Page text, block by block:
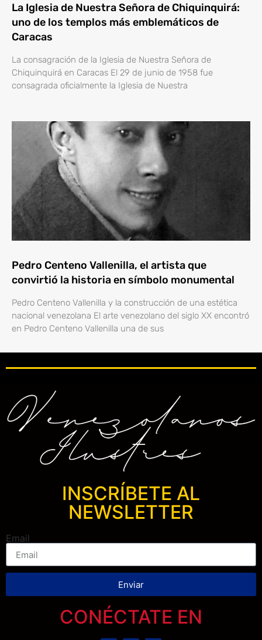
La Iglesia de Nuestra Señora de Chiquinquirá:
uno de los templos más emblemáticos de
Caracas
La consagración de la Iglesia de Nuestra Señora de
Chiquinquirá en Caracas El 29 de junio de 1958 fue
consagrada oficialmente la Iglesia de Nuestra
Pedro Centeno Vallenilla, el artista que
convirtió la historia en símbolo monumental
Pedro Centeno Vallenilla y la construcción de una estética
nacional venezolana El arte venezolano del siglo XX encontró
en Pedro Centeno Vallenilla una de sus
INSCRÍBETE AL
NEWSLETTER
Email
Enviar
CONÉCTATE EN